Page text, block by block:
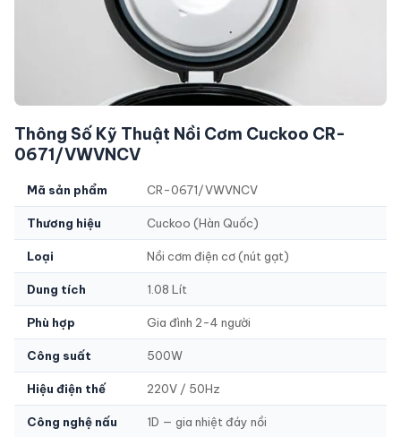
Thông Số Kỹ Thuật Nồi Cơm Cuckoo CR-
0671/VWVNCV
Mã sản phẩm CR-0671/VWVNCV
Thương hiệu Cuckoo (Hàn Quốc)
Loại Nồi cơm điện cơ (nút gạt)
Dung tích 1.08 Lít
Phù hợp Gia đình 2-4 người
Công suất 500W
Hiệu điện thế 220V / 50Hz
Công nghệ nấu 1D — gia nhiệt đáy nồi